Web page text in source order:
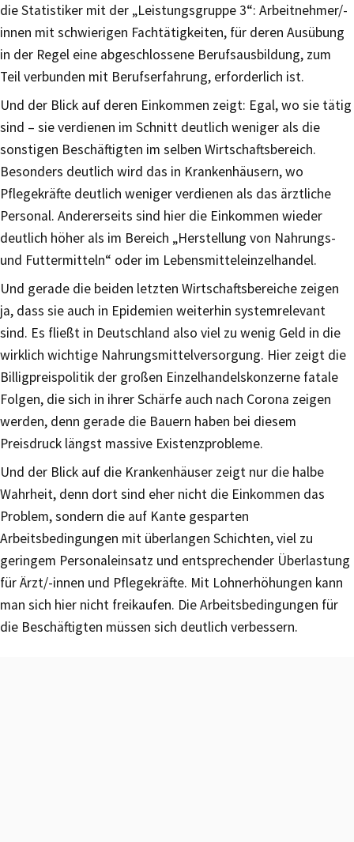
die Statistiker mit der „Leistungsgruppe 3“: Arbeitnehmer/-
innen mit schwierigen Fachtätigkeiten, für deren Ausübung
in der Regel eine abgeschlossene Berufsausbildung, zum
Teil verbunden mit Berufserfahrung, erforderlich ist.
Und der Blick auf deren Einkommen zeigt: Egal, wo sie tätig
sind – sie verdienen im Schnitt deutlich weniger als die
sonstigen Beschäftigten im selben Wirtschaftsbereich.
Besonders deutlich wird das in Krankenhäusern, wo
Pflegekräfte deutlich weniger verdienen als das ärztliche
Personal. Andererseits sind hier die Einkommen wieder
deutlich höher als im Bereich „Herstellung von Nahrungs-
und Futtermitteln“ oder im Lebensmitteleinzelhandel.
Und gerade die beiden letzten Wirtschaftsbereiche zeigen
ja, dass sie auch in Epidemien weiterhin systemrelevant
sind. Es fließt in Deutschland also viel zu wenig Geld in die
wirklich wichtige Nahrungsmittelversorgung. Hier zeigt die
Billigpreispolitik der großen Einzelhandelskonzerne fatale
Folgen, die sich in ihrer Schärfe auch nach Corona zeigen
werden, denn gerade die Bauern haben bei diesem
Preisdruck längst massive Existenzprobleme.
Und der Blick auf die Krankenhäuser zeigt nur die halbe
Wahrheit, denn dort sind eher nicht die Einkommen das
Problem, sondern die auf Kante gesparten
Arbeitsbedingungen mit überlangen Schichten, viel zu
geringem Personaleinsatz und entsprechender Überlastung
für Ärzt/-innen und Pflegekräfte. Mit Lohnerhöhungen kann
man sich hier nicht freikaufen. Die Arbeitsbedingungen für
die Beschäftigten müssen sich deutlich verbessern.